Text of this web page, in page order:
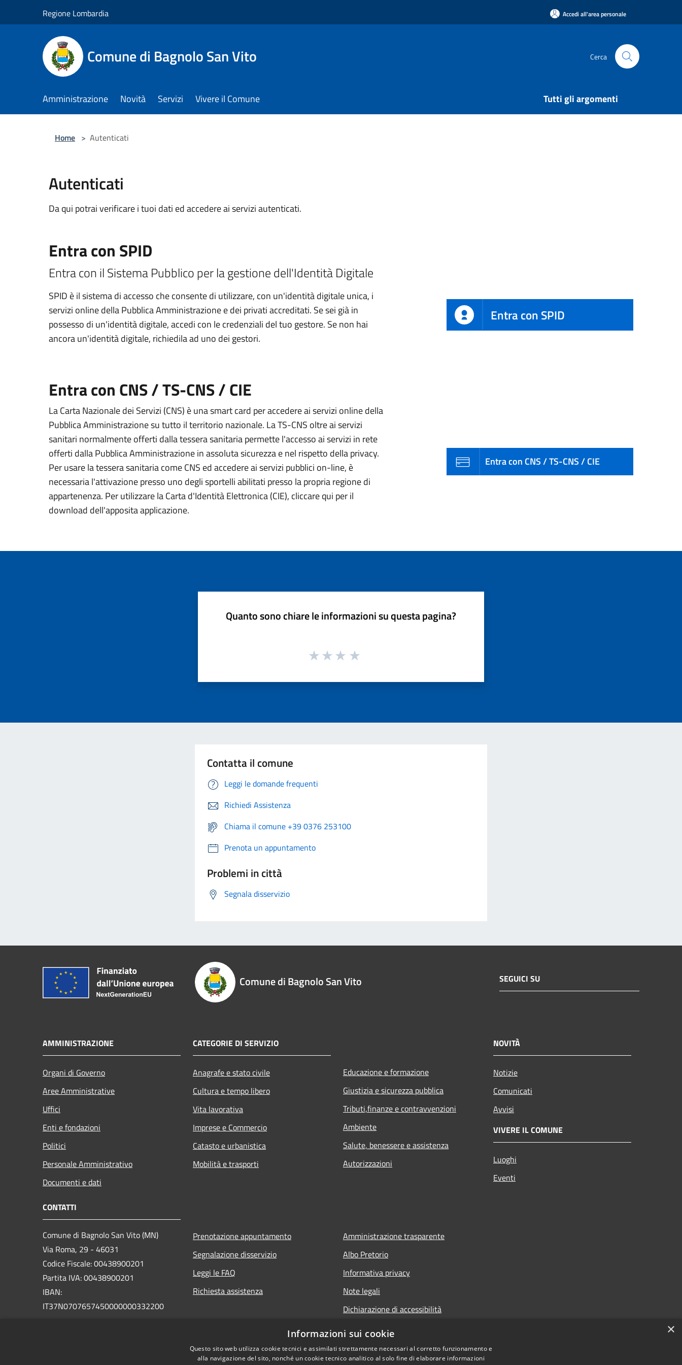
Regione Lombardia Accedi all'area personale
Comune di Bagnolo San Vito Cerca
Amministrazione Novità Servizi Vivere il Comune Tutti gli argomenti
Home > Autenticati
Autenticati
Da qui potrai verificare i tuoi dati ed accedere ai servizi autenticati.
Entra con SPID
Entra con il Sistema Pubblico per la gestione dell'Identità Digitale
SPID è il sistema di accesso che consente di utilizzare, con un'identità digitale unica, i
servizi online della Pubblica Amministrazione e dei privati accreditati. Se sei già in
possesso di un'identità digitale, accedi con le credenziali del tuo gestore. Se non hai
ancora un'identità digitale, richiedila ad uno dei gestori.
Entra con SPID
Entra con CNS / TS-CNS / CIE
La Carta Nazionale dei Servizi (CNS) è una smart card per accedere ai servizi online della
Pubblica Amministrazione su tutto il territorio nazionale. La TS-CNS oltre ai servizi
sanitari normalmente offerti dalla tessera sanitaria permette l'accesso ai servizi in rete
offerti dalla Pubblica Amministrazione in assoluta sicurezza e nel rispetto della privacy.
Per usare la tessera sanitaria come CNS ed accedere ai servizi pubblici on-line, è
necessaria l'attivazione presso uno degli sportelli abilitati presso la propria regione di
appartenenza. Per utilizzare la Carta d'Identità Elettronica (CIE), cliccare qui per il
download dell'apposita applicazione.
Entra con CNS / TS-CNS / CIE
Quanto sono chiare le informazioni su questa pagina?
Contatta il comune
Leggi le domande frequenti
Richiedi Assistenza
Chiama il comune +39 0376 253100
Prenota un appuntamento
Problemi in città
Segnala disservizio
Comune di Bagnolo San Vito SEGUICI SU
AMMINISTRAZIONE
Organi di Governo
Aree Amministrative
Uffici
Enti e fondazioni
Politici
Personale Amministrativo
Documenti e dati
CATEGORIE DI SERVIZIO
Anagrafe e stato civile
Cultura e tempo libero
Vita lavorativa
Imprese e Commercio
Catasto e urbanistica
Mobilità e trasporti
Educazione e formazione
Giustizia e sicurezza pubblica
Tributi,finanze e contravvenzioni
Ambiente
Salute, benessere e assistenza
Autorizzazioni
NOVITÀ
Notizie
Comunicati
Avvisi
VIVERE IL COMUNE
Luoghi
Eventi
CONTATTI
Comune di Bagnolo San Vito (MN)
Via Roma, 29 - 46031
Codice Fiscale: 00438900201
Partita IVA: 00438900201
IBAN:
IT37N0707657450000000332200
Prenotazione appuntamento
Segnalazione disservizio
Leggi le FAQ
Richiesta assistenza
Amministrazione trasparente
Albo Pretorio
Informativa privacy
Note legali
Dichiarazione di accessibilità
×
Informazioni sui cookie
Questo sito web utilizza cookie tecnici e assimilati strettamente necessari al corretto funzionamento e
alla navigazione del sito, nonché un cookie tecnico analitico al solo fine di elaborare informazioni